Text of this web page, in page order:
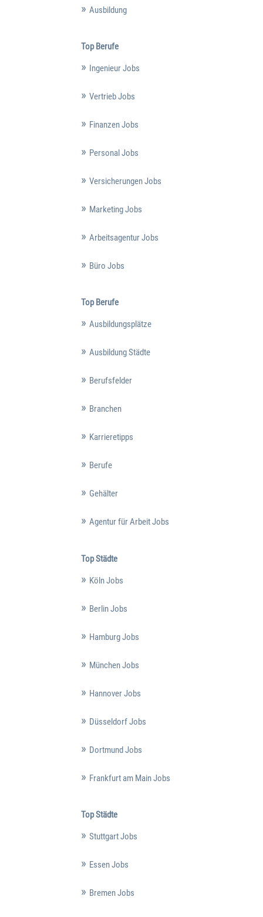
Ausbildung
Top Berufe
Ingenieur Jobs
Vertrieb Jobs
Finanzen Jobs
Personal Jobs
Versicherungen Jobs
Marketing Jobs
Arbeitsagentur Jobs
Büro Jobs
Top Berufe
Ausbildungsplätze
Ausbildung Städte
Berufsfelder
Branchen
Karrieretipps
Berufe
Gehälter
Agentur für Arbeit Jobs
Top Städte
Köln Jobs
Berlin Jobs
Hamburg Jobs
München Jobs
Hannover Jobs
Düsseldorf Jobs
Dortmund Jobs
Frankfurt am Main Jobs
Top Städte
Stuttgart Jobs
Essen Jobs
Bremen Jobs